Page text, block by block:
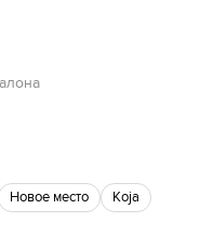
Новое место Koja